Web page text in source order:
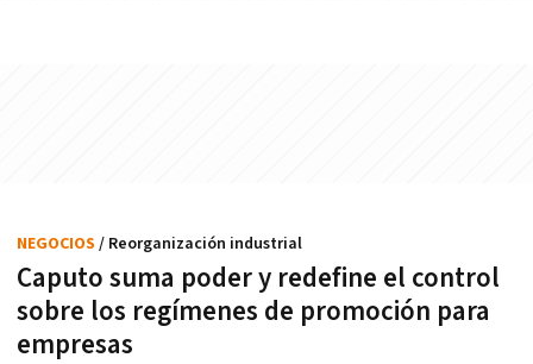
Caputo suma poder y redefine el control
sobre los regímenes de promoción para
empresas
NEGOCIOS / Reorganización industrial